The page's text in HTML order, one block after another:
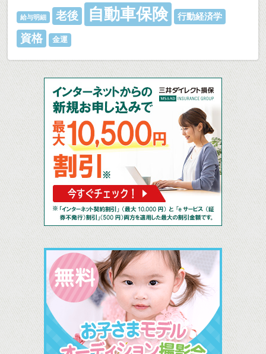
給与明細 老後 自動車保険 行動経済学
資格 金運